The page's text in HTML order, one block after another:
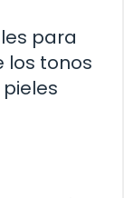
para
los tonos